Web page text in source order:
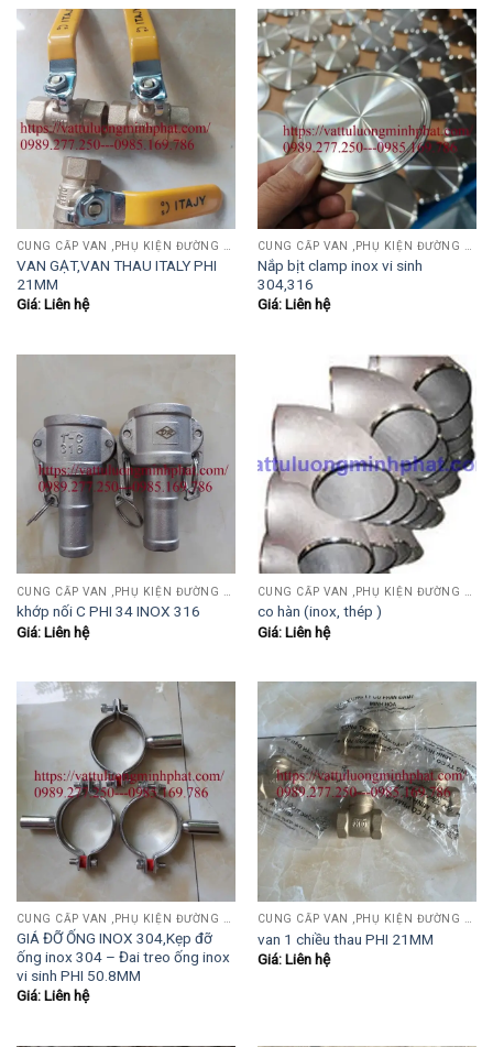
CUNG CẤP VAN ,PHỤ KIỆN ĐƯỜNG ỐNG INOX,THÉP.....
VAN GẠT,VAN THAU ITALY PHI
21MM
Giá: Liên hệ
CUNG CẤP VAN ,PHỤ KIỆN ĐƯỜNG ỐNG INOX,THÉP.....
Nắp bịt clamp inox vi sinh
304,316
Giá: Liên hệ
khớp nối C PHI 34 INOX 316
Giá: Liên hệ
co hàn (inox, thép )
Giá: Liên hệ
CUNG CẤP VAN ,PHỤ KIỆN ĐƯỜNG ỐNG INOX,THÉP.....
GIÁ ĐỠ ỐNG INOX 304,Kẹp đỡ
ống inox 304 – Đai treo ống inox
vi sinh PHI 50.8MM
Giá: Liên hệ
CUNG CẤP VAN ,PHỤ KIỆN ĐƯỜNG ỐNG INOX,THÉP.....
van 1 chiều thau PHI 21MM
Giá: Liên hệ